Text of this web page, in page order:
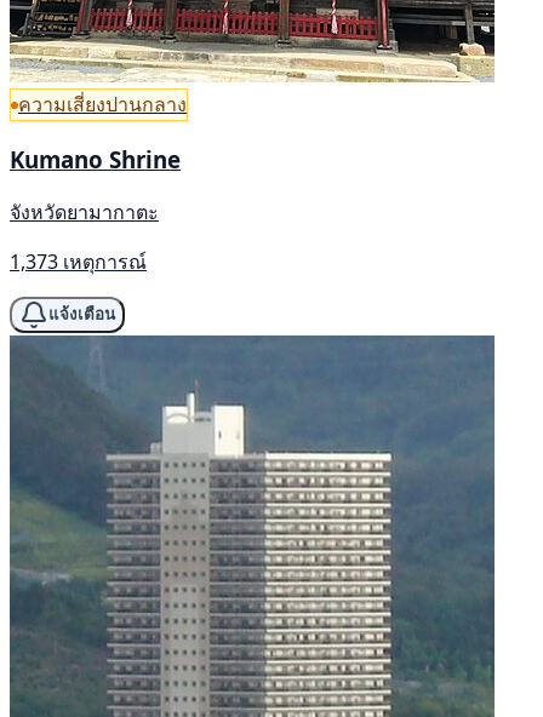
ความเสี่ยงปานกลาง
Kumano Shrine
จังหวัดยามากาตะ
1,373 เหตุการณ์
แจ้งเตือน